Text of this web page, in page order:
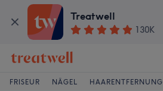
Treatwell
130K
FRISEUR NÄGEL HAARENTFERNUNG